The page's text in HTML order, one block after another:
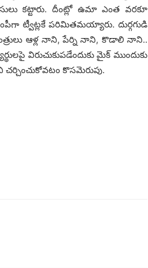
క‌ట్టారు. దీంట్లో ఉమా ఎంత వ‌ర‌కూ
ట్వీట్ల‌కే ప‌రిమిత‌మ‌య్యారు. దుర్గ‌గుడి
ఆళ్ల నాని, పేర్ని నాని, కొడాలి నాని..
విరుచుకుప‌డేందుకు మైక్ ముందుకు
కొస‌మెరుపు.